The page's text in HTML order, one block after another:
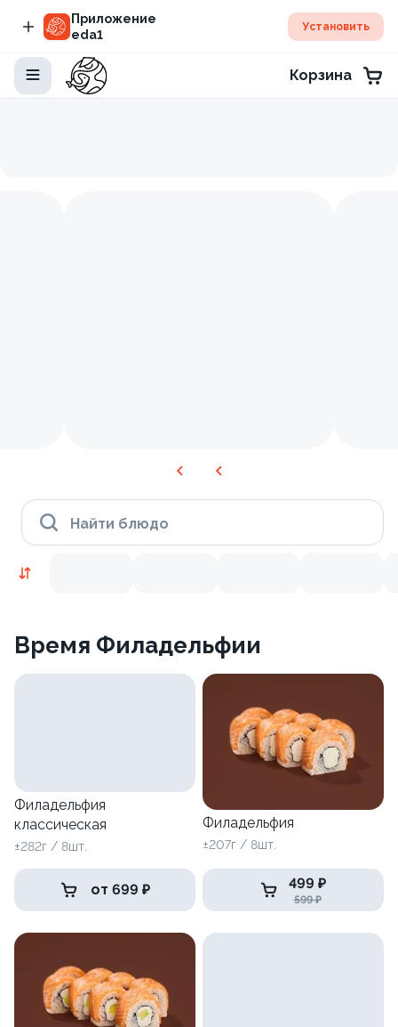
Приложение
eda1
Установить
Корзина
Найти блюдо
Время Филадельфии
Филадельфия
классическая
±282г / 8шт.
от 699 ₽
Филадельфия
±207г / 8шт.
499 ₽
599 ₽